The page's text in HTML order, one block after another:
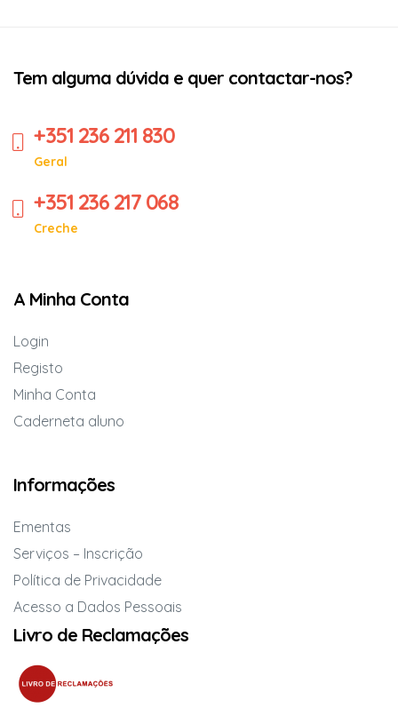
Tem alguma dúvida e quer contactar-nos?
+351 236 211 830
Geral
+351 236 217 068
Creche
A Minha Conta
Login
Registo
Minha Conta
Caderneta aluno
Informações
Ementas
Serviços – Inscrição
Política de Privacidade
Acesso a Dados Pessoais
Livro de Reclamações